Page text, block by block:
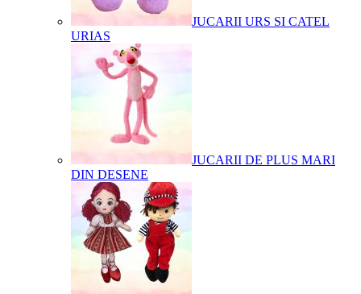
JUCARII URS SI CATEL
URIAS
JUCARII DE PLUS MARI
DIN DESENE